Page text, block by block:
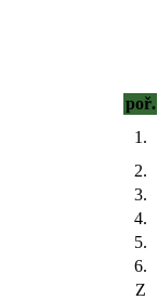
poř.
1.
2.
3.
4.
5.
6.
Z